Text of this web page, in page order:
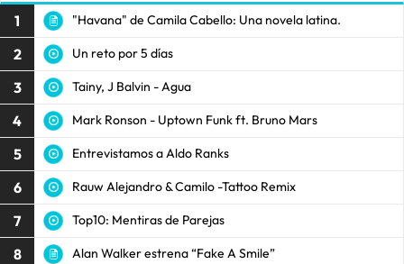
1 "Havana" de Camila Cabello: Una novela latina.
2 Un reto por 5 días
3 Tainy, J Balvin - Agua
4 Mark Ronson - Uptown Funk ft. Bruno Mars
5 Entrevistamos a Aldo Ranks
6 Rauw Alejandro & Camilo -Tattoo Remix
7 Top10: Mentiras de Parejas
8 Alan Walker estrena “Fake A Smile”